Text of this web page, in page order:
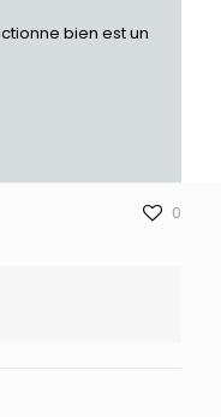
bien est un
0